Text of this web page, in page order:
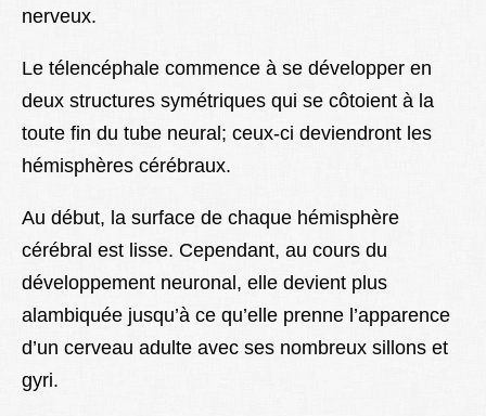
nerveux.
Le télencéphale commence à se développer en
deux structures symétriques qui se côtoient à la
toute fin du tube neural; ceux-ci deviendront les
hémisphères cérébraux.
Au début, la surface de chaque hémisphère
cérébral est lisse. Cependant, au cours du
développement neuronal, elle devient plus
alambiquée jusqu’à ce qu’elle prenne l’apparence
d’un cerveau adulte avec ses nombreux sillons et
gyri.